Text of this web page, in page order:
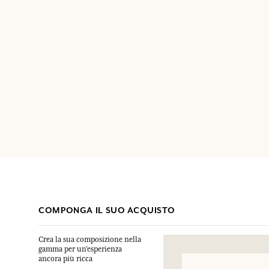
COMPONGA IL SUO ACQUISTO
Crea la sua composizione nella
gamma per un’esperienza
ancora più ricca